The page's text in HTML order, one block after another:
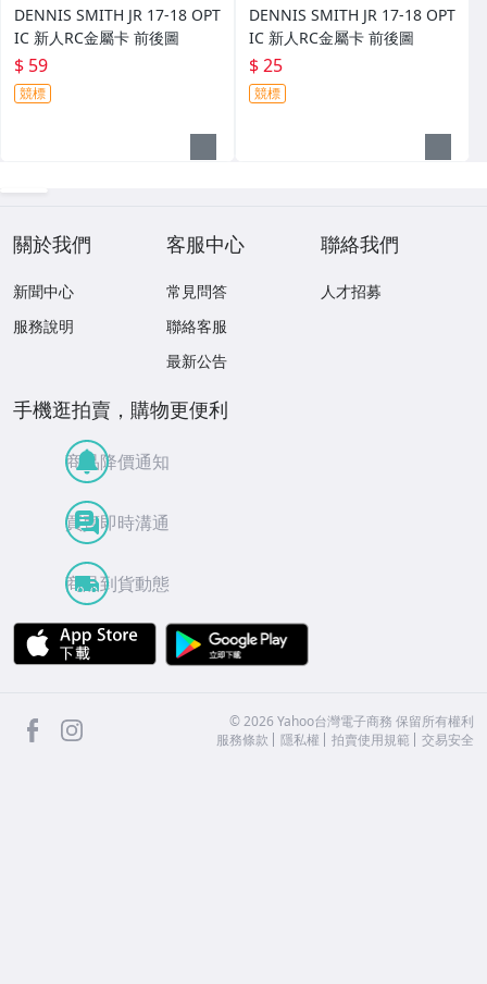
DENNIS SMITH JR 17-18 OPT
IC 新人RC金屬卡 前後圖
$ 59
競標
DENNIS SMITH JR 17-18 OPT
IC 新人RC金屬卡 前後圖
$ 25
競標
關於我們
新聞中心
服務說明
客服中心
常見問答
聯絡客服
最新公告
聯絡我們
人才招募
手機逛拍賣，購物更便利
商品降價通知
買賣即時溝通
商品到貨動態
APP Store
facebook ©2026 Yahoo台灣電子商務 保留所有權利
服務條款
隱私權 拍賣使用規範 交易安全